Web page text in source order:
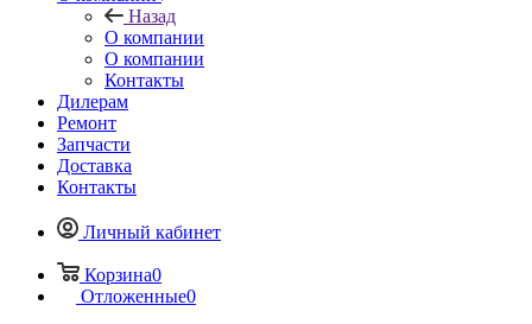
Назад
О компании
О компании
Контакты
Дилерам
Ремонт
Запчасти
Доставка
Контакты
Личный кабинет
Корзина0
Отложенные0